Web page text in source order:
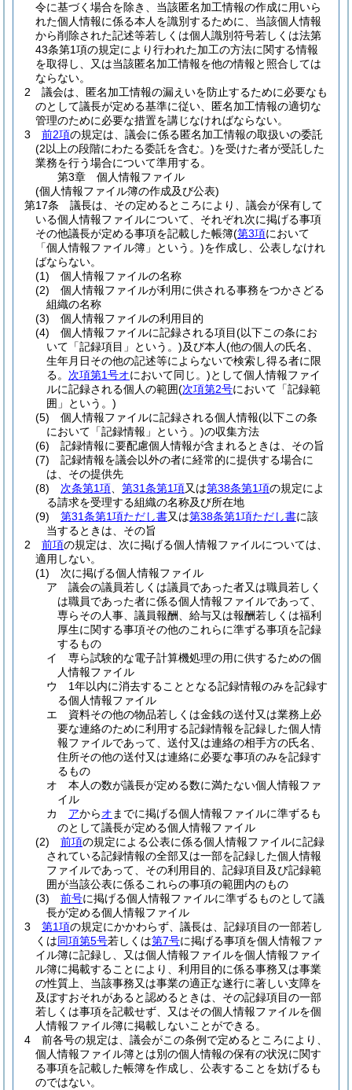
令に基づく場合を除き、当該匿名加工情報の作成に用いら
れた個人情報に係る本人を識別するために、当該個人情報
から削除された記述等若しくは個人識別符号若しくは法第
43条第1項の規定により行われた加工の方法に関する情報
を取得し、又は当該匿名加工情報を他の情報と照合しては
ならない。
2
議会は、匿名加工情報の漏えいを防止するために必要なも
のとして議長が定める基準に従い、匿名加工情報の適切な
管理のために必要な措置を講じなければならない。
3
前2項の規定は、議会に係る匿名加工情報の取扱いの委託
(2以上の段階にわたる委託を含む。)を受けた者が受託した
業務を行う場合について準用する。
第3章
個人情報ファイル
(個人情報ファイル簿の作成及び公表)
第17条
議長は、その定めるところにより、議会が保有して
いる個人情報ファイルについて、それぞれ次に掲げる事項
その他議長が定める事項を記載した帳簿(第3項において
「個人情報ファイル簿」という。)を作成し、公表しなけれ
ばならない。
(1)
個人情報ファイルの名称
(2)
個人情報ファイルが利用に供される事務をつかさどる
組織の名称
(3)
個人情報ファイルの利用目的
(4)
個人情報ファイルに記録される項目(以下この条にお
いて「記録項目」という。)及び本人(他の個人の氏名、
生年月日その他の記述等によらないで検索し得る者に限
る。 次項第1号オにおいて同じ。)として個人情報ファイ
ルに記録される個人の範囲(次項第2号において「記録範
囲」という。)
(5)
個人情報ファイルに記録される個人情報(以下この条
において「記録情報」という。)の収集方法
(6)
記録情報に要配慮個人情報が含まれるときは、その旨
(7)
記録情報を議会以外の者に経常的に提供する場合に
は、その提供先
(8)
次条第1項 第31条第1項又は第38条第1項の規定によ
る請求を受理する組織の名称及び所在地
(9)
第31条第1項ただし書又は第38条第1項ただし書に該
当するときは、その旨
2
前項の規定は、次に掲げる個人情報ファイルについては、
適用しない。
(1)
次に掲げる個人情報ファイル
ア
議会の議員若しくは議員であった者又は職員若しく
は職員であった者に係る個人情報ファイルであって、
専らその人事、議員報酬、給与又は報酬若しくは福利
厚生に関する事項その他のこれらに準ずる事項を記録
するもの
イ
専ら試験的な電子計算機処理の用に供するための個
人情報ファイル
ウ
1年以内に消去することとなる記録情報のみを記録す
る個人情報ファイル
エ
資料その他の物品若しくは金銭の送付又は業務上必
要な連絡のために利用する記録情報を記録した個人情
報ファイルであって、送付又は連絡の相手方の氏名、
住所その他の送付又は連絡に必要な事項のみを記録す
るもの
オ
本人の数が議長が定める数に満たない個人情報ファ
イル
カ
アからオ までに掲げる個人情報ファイルに準ずるも
のとして議長が定める個人情報ファイル
(2)
前項の規定による公表に係る個人情報ファイルに記録
されている記録情報の全部又は一部を記録した個人情報
ファイルであって、その利用目的、記録項目及び記録範
囲が当該公表に係るこれらの事項の範囲内のもの
(3)
前号に掲げる個人情報ファイルに準ずるものとして議
長が定める個人情報ファイル
3
第1項の規定にかかわらず、議長は、記録項目の一部若し
くは同項第5号若しくは第7号に掲げる事項を個人情報ファ
イル簿に記録し、又は個人情報ファイルを個人情報ファイ
ル簿に掲載することにより、利用目的に係る事務又は事業
の性質上、当該事務又は事業の適正な遂行に著しい支障を
及ぼすおそれがあると認めるときは、その記録項目の一部
若しくは事項を記載せず、又はその個人情報ファイルを個
人情報ファイル簿に掲載しないことができる。
4
前各号の規定は、議会がこの条例で定めるところにより、
個人情報ファイル簿とは別の個人情報の保有の状況に関す
る事項を記載した帳簿を作成し、公表することを妨げるも
のではない。